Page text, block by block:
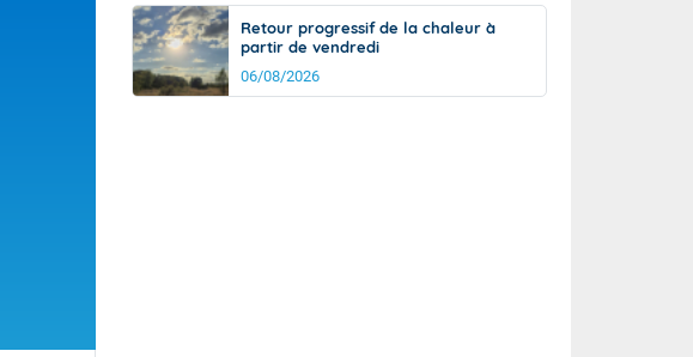
Retour progressif de la chaleur à
partir de vendredi
06/08/2026